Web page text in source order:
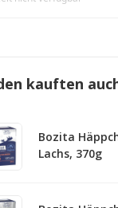
kauften
Bozita
Lachs, 370g